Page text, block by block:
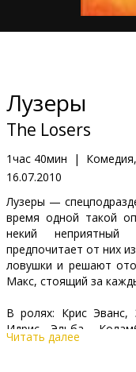
Кинозакуски
Клуб
Лузеры
The Losers
1час 40мин |
16.07.2010
Лузеры —
время одной такой
некий неприятный
предпочитает от них
ловушки и решают
Макс, стоящий за
В ролях: Крис
Идрис Эльба,
МакКэллани, Оскар
Читать далее